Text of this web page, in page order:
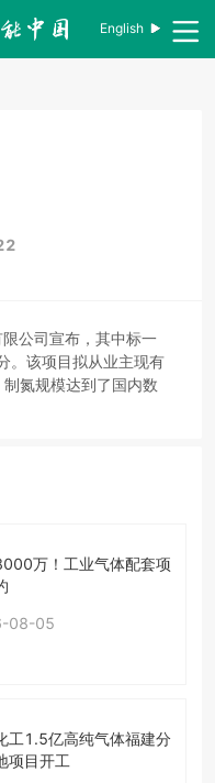
English
公司宣布，其中标一
。该项目拟从业主现有
氮规模达到了国内数
万！工业气体配套项
08-05
工1.5亿高纯气体福建分
项目开工